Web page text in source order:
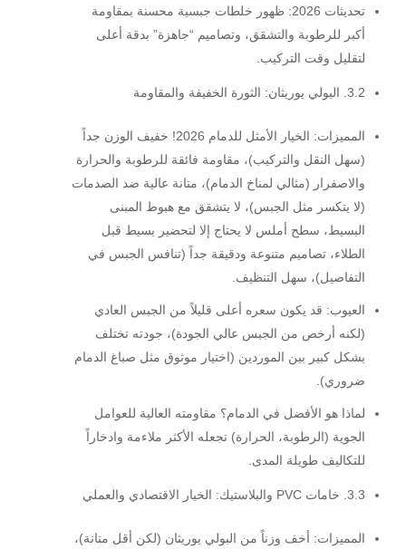
تحديثات 2026:
ظهور خلطات جبسية محسنة بمقاومة
أكبر للرطوبة والتشقق، وتصاميم “جاهزة” بدقة أعلى
لتقليل وقت التركيب.
3.2. البولي يوريثان: الثورة الخفيفة والمقاومة
المميزات: الخيار الأمثل للدمام 2026!
خفيف الوزن جداً
(سهل النقل والتركيب)، مقاومة فائقة للرطوبة والحرارة
والاصفرار (مثالي لمناخ الدمام)، متانة عالية ضد الصدمات
(لا يتكسر مثل الجبس)، لا يتشقق مع هبوط المبنى
البسيط، سطح أملس لا يحتاج إلا لتحضير بسيط قبل
الطلاء، تصاميم متنوعة ودقيقة جداً (تنافس الجبس في
التفاصيل)، سهل التنظيف.
العيوب: قد يكون سعره أعلى قليلاً من الجبس العادي
(لكنه أرخص من الجبس عالي الجودة)، جودته تختلف
بشكل كبير بين الموردين (اختيار موثوق مثل صباغ الدمام
ضروري).
لماذا هو الأفضل في الدمام؟ مقاومته العالية للعوامل
الجوية (الرطوبة، الحرارة) تجعله الأكثر ملاءمة وادخاراً
للتكاليف طويلة المدى.
3.3. خامات PVC والبلاستيك: الخيار الاقتصادي والعملي
المميزات: أخف وزناً من البولي يوريثان (لكن أقل متانة)،